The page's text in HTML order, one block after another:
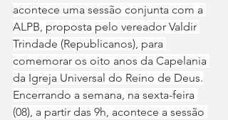
acontece uma sessão conjunta com a
ALPB, proposta pelo vereador Valdir
Trindade (Republicanos), para
comemorar os oito anos da Capelania
da Igreja Universal do Reino de Deus.
Encerrando a semana, na sexta-feira
(08), a partir das 9h, acontece a sessão